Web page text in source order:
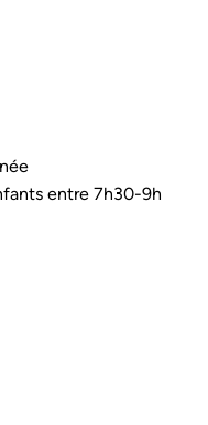
entre 7h30-9h